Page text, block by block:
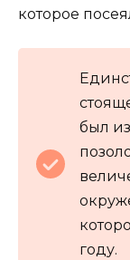
которое
был
году.